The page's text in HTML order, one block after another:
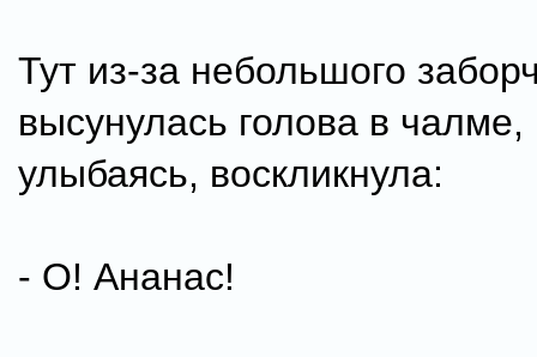
Тут из-за небольшого
высунулась голова в чалме,
улыбаясь, воскликнула:
- О! Ананас!